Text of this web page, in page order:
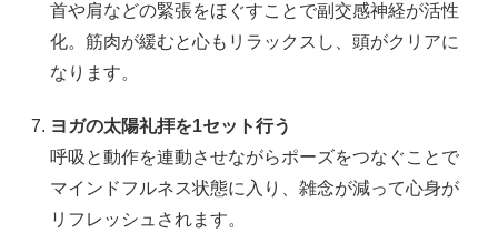
首や肩などの緊張をほぐすことで副交感神経が活性
化。筋肉が緩むと心もリラックスし、頭がクリアに
なります。
ヨガの太陽礼拝を1セット行う
呼吸と動作を連動させながらポーズをつなぐことで
マインドフルネス状態に入り、雑念が減って心身が
リフレッシュされます。